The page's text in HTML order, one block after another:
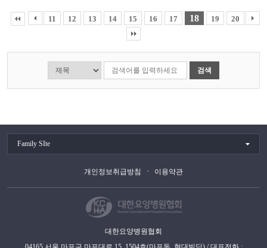
11 12 13 14 15 16 17 18 19 20
검색
Family SIte
개인정보취급방침 이용약관
대한요양병원협회